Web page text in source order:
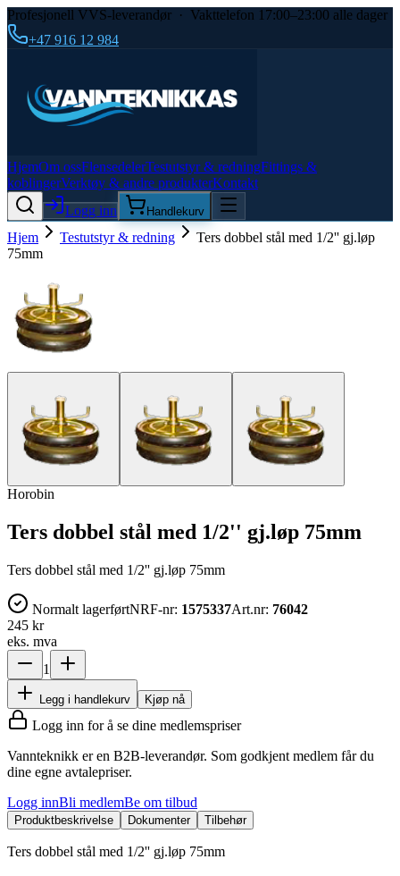
Profesjonell VVS-leverandør · Vakttelefon 17:00–23:00 alle dager
+47 916 12 984
HjemOm ossFlensedelerTestutstyr & redningFittings &
koblingerVerktøy & andre produkterKontakt
Logg inn
Handlekurv
Hjem Testutstyr & redning
Ters dobbel stål med 1/2'' gj.løp
75mm
Horobin
Ters dobbel stål med 1/2'' gj.løp 75mm
Ters dobbel stål med 1/2'' gj.løp 75mm
Normalt lagerførtNRF-nr: 1575337Art.nr: 76042
245 kr
eks. mva
1
Legg i handlekurv Kjøp nå
Logg inn for å se dine medlemspriser
Vannteknikk er en B2B-leverandør. Som godkjent medlem får du
dine egne avtalepriser.
Logg innBli medlemBe om tilbud
Produktbeskrivelse Dokumenter Tilbehør
Ters dobbel stål med 1/2'' gj.løp 75mm